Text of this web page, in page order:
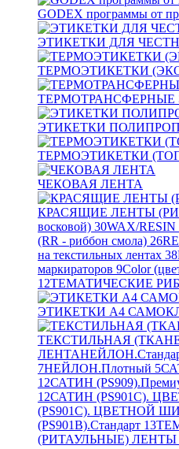
GODEX программы от
ЭТИКЕТКИ ДЛЯ
ТЕРМОЭТИКЕТКИ
ТЕРМОТРАНСФЕРНЫЕ
ЭТИКЕТКИ
ТЕРМОЭТИКЕТКИ
ЧЕКОВАЯ ЛЕНТА
КРАСЯЩИЕ ЛЕНТЫ
восковой) 30WAX/RESIN
(RR - риббон смола) 26
на текстильных лентах 38
маркираторов 9Color
12ТЕМАТИЧЕСКИЕ
ЭТИКЕТКИ А4
ТЕКСТИЛЬНАЯ
ЛЕНТА
7НЕЙЛОН.Плотный 5
12САТИН
12САТИН (PS901C).
(PS901C). ЦВЕТНОЙ
(PS901B).Стандарт 13
(РИТАУЛЬНЫЕ) ЛЕНТЫ